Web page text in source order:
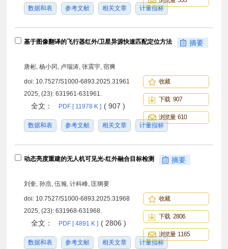
数据和表 参考文献 相关文章 计量指标
基于图像翻译的飞行器红外/卫星异源快速匹配定位方法 摘要
唐彬, 杨小冈, 卢瑞涛, 张震宇, 宿爽
doi: 10.7527/S1000-6893.2025.31961
2025, (23): 631961-631961.
全文： PDF [ 11978 K ] ( 907 )
数据和表 参考文献 相关文章 计量指标
收藏
下载 907
浏览量 610
动态亮度重建的无人机可见光-红外融合目标检测 摘要
刘奎, 孙浩, 伍瀚, 计科峰, 匡纲要
doi: 10.7527/S1000-6893.2025.31968
2025, (23): 631968-631968.
全文： PDF [ 4891 K ] ( 2806 )
数据和表 参考文献 相关文章 计量指标
收藏
下载 2806
浏览量 1165